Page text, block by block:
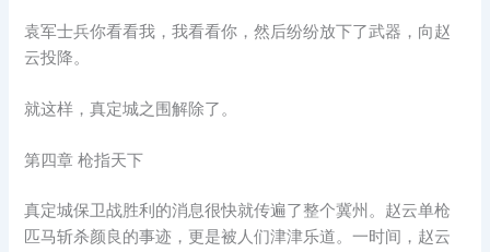
袁军士兵你看看我，我看看你，然后纷纷放下了武器，向赵
云投降。
就这样，真定城之围解除了。
第四章 枪指天下
真定城保卫战胜利的消息很快就传遍了整个冀州。赵云单枪
匹马斩杀颜良的事迹，更是被人们津津乐道。一时间，赵云